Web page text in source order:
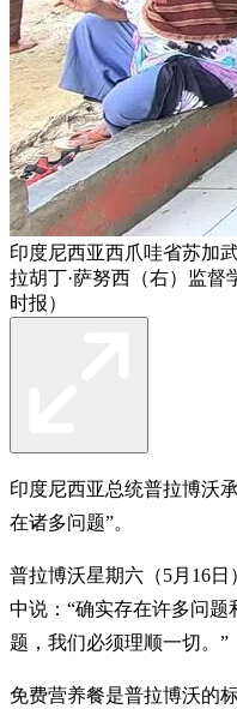
印度尼西亚西爪哇省苏加
拉胡丁·萨努西（右）监
时报）
印度尼西亚总统普拉博沃
在诸多问题”。
普拉博沃星期六（5月16日
中说：“确实存在许多问
题，我们必须理顺一切。”
免费营养餐是普拉博沃的